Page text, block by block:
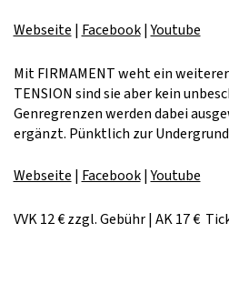
Webseite | Facebook|Youtube
Mit FIRMAMENT weht ein
TENSION sind sie aber kein
Genregrenzen werden dabei
ergänzt. Pünktlich zur
Webseite | Facebook|Youtube
VVK 12 € zzgl. Gebühr | AK 17 €